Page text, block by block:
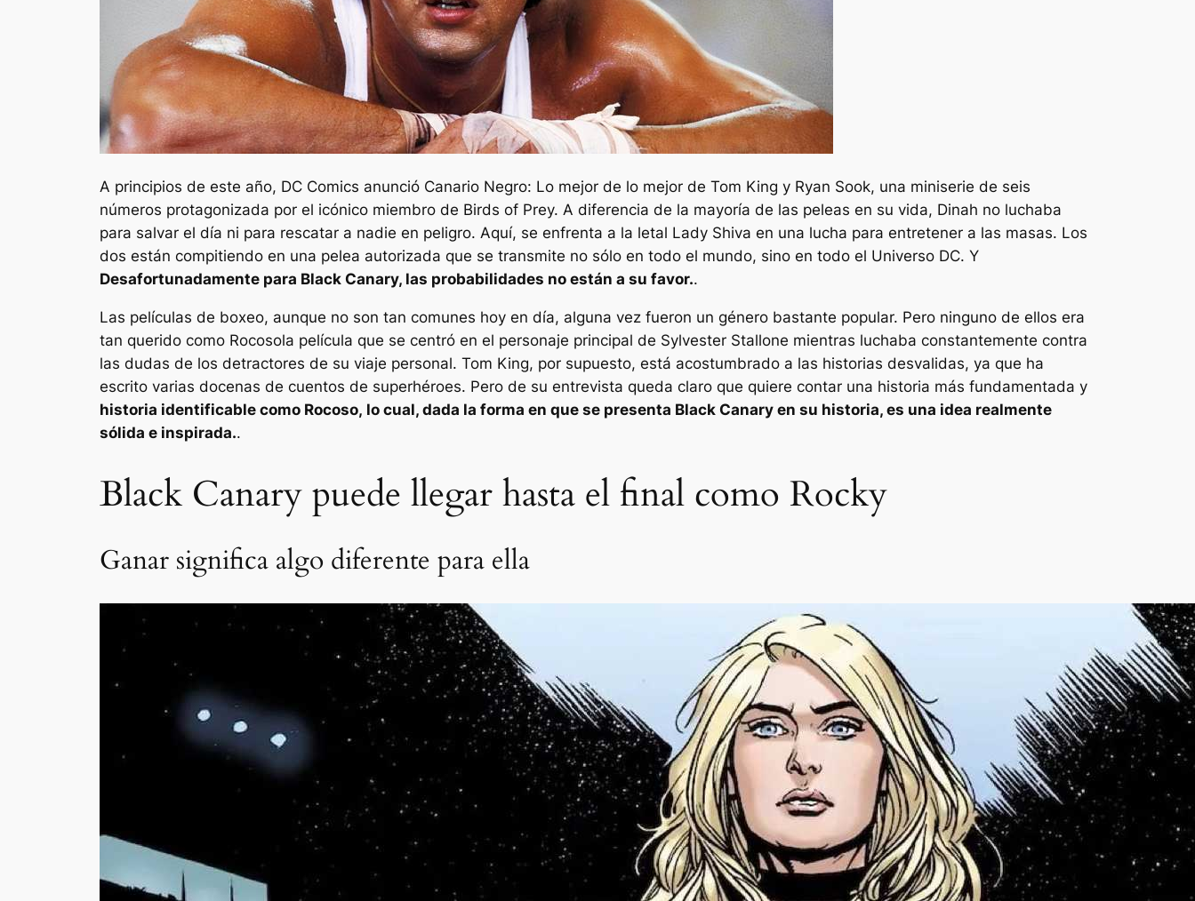
A principios de este año, DC Comics anunció Canario Negro: Lo mejor de lo mejor de Tom King y Ryan Sook, una miniserie de seis
números protagonizada por el icónico miembro de Birds of Prey. A diferencia de la mayoría de las peleas en su vida, Dinah no luchaba
para salvar el día ni para rescatar a nadie en peligro. Aquí, se enfrenta a la letal Lady Shiva en una lucha para entretener a las masas. Los
dos están compitiendo en una pelea autorizada que se transmite no sólo en todo el mundo, sino en todo el Universo DC. Y
Desafortunadamente para Black Canary, las probabilidades no están a su favor..
Las películas de boxeo, aunque no son tan comunes hoy en día, alguna vez fueron un género bastante popular. Pero ninguno de ellos era
tan querido como Rocosola película que se centró en el personaje principal de Sylvester Stallone mientras luchaba constantemente contra
las dudas de los detractores de su viaje personal. Tom King, por supuesto, está acostumbrado a las historias desvalidas, ya que ha
escrito varias docenas de cuentos de superhéroes. Pero de su entrevista queda claro que quiere contar una historia más fundamentada y
historia identificable como Rocoso, lo cual, dada la forma en que se presenta Black Canary en su historia, es una idea realmente
sólida e inspirada..
Black Canary puede llegar hasta el final como Rocky
Ganar significa algo diferente para ella